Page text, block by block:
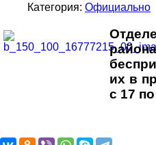
Категория: Официально
их в
с 17